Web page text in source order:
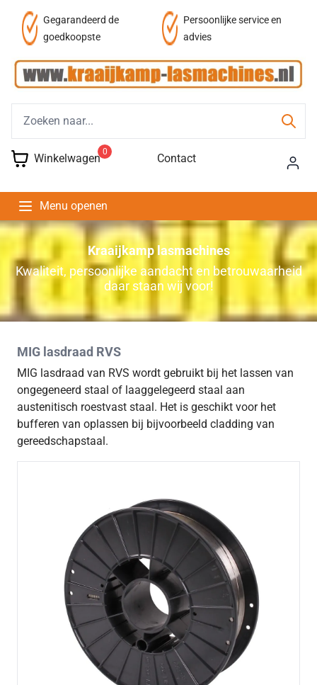
Gegarandeerd de
goedkoopste
Persoonlijke service en
advies
Winkelwagen 0 Contact
Menu openen
Kraaijkamp lasmachines
Kwaliteit, persoonlijke aandacht en betrouwaarheid
daar staan wij voor!
MIG lasdraad RVS
MIG lasdraad van RVS wordt gebruikt bij het lassen van
ongegeneerd staal of laaggelegeerd staal aan
austenitisch roestvast staal. Het is geschikt voor het
bufferen van oplassen bij bijvoorbeeld cladding van
gereedschapstaal.